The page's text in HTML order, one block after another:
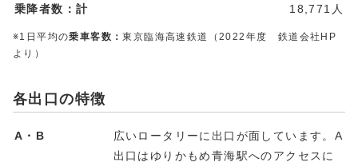
乗降者数：計 18,771人
※1日平均の乗車客数：東京臨海高速鉄道（2022年度 鉄道会社HP
より）
各出口の特徴
A・B
広いロータリーに出口が面しています。A
出口はゆりかもめ青海駅へのアクセスに